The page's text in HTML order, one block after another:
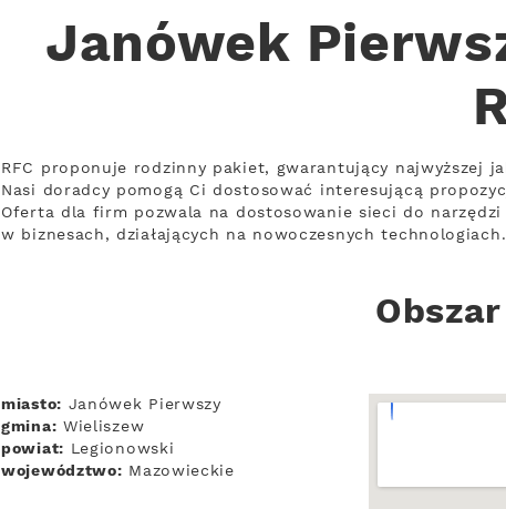
Janówek
RFC proponuje rodzinny pakiet, gwarantujący najwyższej
Nasi doradcy pomogą Ci dostosować interesującą
Oferta dla firm pozwala na dostosowanie sieci do
w biznesach, działających na nowoczesnych technologiach.
miasto: Janówek Pierwszy
gmina: Wieliszew
powiat: Legionowski
województwo: Mazowieckie